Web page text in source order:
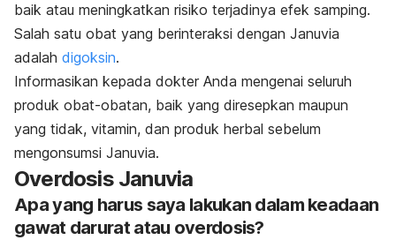
baik atau meningkatkan risiko terjadinya efek samping.
Salah satu obat yang berinteraksi dengan Januvia
adalah digoksin.
Informasikan kepada dokter Anda mengenai seluruh
produk obat-obatan, baik yang diresepkan maupun
yang tidak, vitamin, dan produk herbal sebelum
mengonsumsi Januvia.
Overdosis Januvia
Apa yang harus saya lakukan dalam keadaan
gawat darurat atau overdosis?